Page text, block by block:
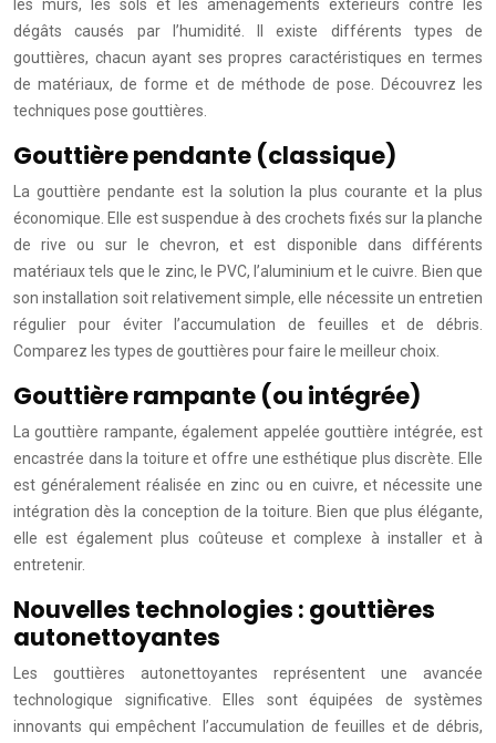
les murs, les sols et les aménagements extérieurs contre les
dégâts causés par l’humidité. Il existe différents types de
gouttières, chacun ayant ses propres caractéristiques en termes
de matériaux, de forme et de méthode de pose. Découvrez les
techniques pose gouttières.
Gouttière pendante (classique)
La gouttière pendante est la solution la plus courante et la plus
économique. Elle est suspendue à des crochets fixés sur la planche
de rive ou sur le chevron, et est disponible dans différents
matériaux tels que le zinc, le PVC, l’aluminium et le cuivre. Bien que
son installation soit relativement simple, elle nécessite un entretien
régulier pour éviter l’accumulation de feuilles et de débris.
Comparez les types de gouttières pour faire le meilleur choix.
Gouttière rampante (ou intégrée)
La gouttière rampante, également appelée gouttière intégrée, est
encastrée dans la toiture et offre une esthétique plus discrète. Elle
est généralement réalisée en zinc ou en cuivre, et nécessite une
intégration dès la conception de la toiture. Bien que plus élégante,
elle est également plus coûteuse et complexe à installer et à
entretenir.
Nouvelles technologies : gouttières
autonettoyantes
Les gouttières autonettoyantes représentent une avancée
technologique significative. Elles sont équipées de systèmes
innovants qui empêchent l’accumulation de feuilles et de débris,